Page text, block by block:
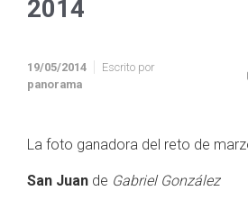
2014
19/05/2014
Escrito por
panorama
La foto ganadora del reto de
San Juan de Gabriel González